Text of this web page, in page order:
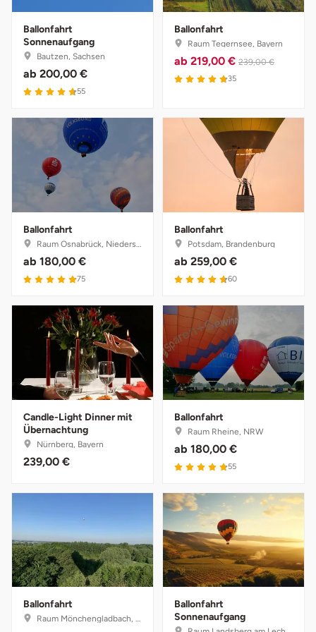
Ballonfahrt
Sonnenaufgang
Bautzen, Sachsen
ab 200,00 €
4.7 von 5
55
Ballonfahrt
Raum Tegernsee, Bayern
ab 219,00 € 239,00 €
4.8 von 5
35
Ballonfahrt
Raum Osnabrück, Niedersachsen
ab 180,00 €
4.9 von 5
75
Ballonfahrt
Potsdam, Brandenburg
ab 259,00 €
4.7 von 5
60
Candle-Light Dinner mit
Übernachtung
Nürnberg, Bayern
239,00 €
Ballonfahrt
Raum Rheine, NRW
ab 180,00 €
4.8 von 5
55
Ballonfahrt
Raum Mönchengladbach, NRW
Ballonfahrt
Sonnenaufgang
Fürstenfeldbruck
Fürth
Geiselwind
Gelnhausen
Gersfeld
Gotha
Göppingen
Halle
Hamburg
Hanau
Hannover
Heidenheim
Heilbronn
Heldburg